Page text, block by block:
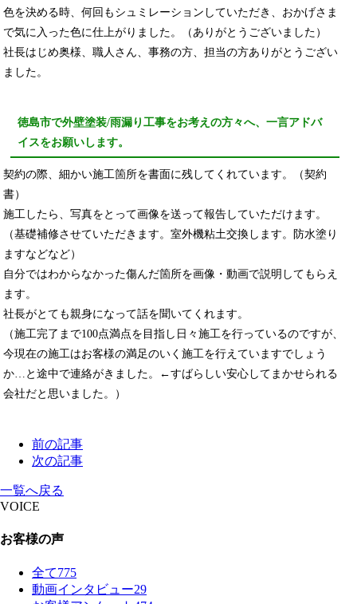
色を決める時、何回もシュミレーションしていただき、おかげさま
で気に入った色に仕上がりました。（ありがとうございました）
社長はじめ奥様、職人さん、事務の方、担当の方ありがとうござい
ました。
徳島市で外壁塗装/雨漏り工事をお考えの方々へ、一言アドバ
イスをお願いします。
契約の際、細かい施工箇所を書面に残してくれています。（契約
書）
施工したら、写真をとって画像を送って報告していただけます。
（基礎補修させていただきます。室外機粘土交換します。防水塗り
ますなどなど）
自分ではわからなかった傷んだ箇所を画像・動画で説明してもらえ
ます。
社長がとても親身になって話を聞いてくれます。
（施工完了まで100点満点を目指し日々施工を行っているのですが、
今現在の施工はお客様の満足のいく施工を行えていますでしょう
か…と途中で連絡がきました。←すばらしい安心してまかせられる
会社だと思いました。）
前の記事
次の記事
一覧へ戻る
VOICE
お客様の声
全て775
動画インタビュー29